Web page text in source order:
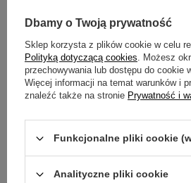
Smile - dostawy ze sklepów internetowych przy
darmo.
SZCZEGÓŁOWE INFORMACJE
Dbamy o Twoją prywatność
Sklep korzysta z plików cookie w celu
Polityką dotyczącą cookies. Możesz
przechowywania lub dostępu do cookie
Więcej informacji na temat warunków i
znaleźć także na stronie Prywatność i
Funkcjonalne pliki cookie
Analityczne pliki cookie